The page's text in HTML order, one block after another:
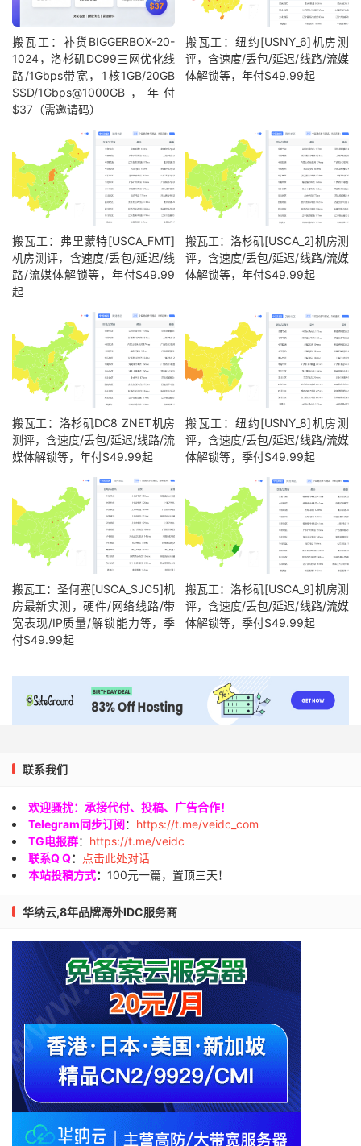
搬瓦工：补货BIGGERBOX-20-
1024，洛杉矶DC99三网优化线
路/1Gbps带宽，1核1GB/20GB
SSD/1Gbps@1000GB，年付
$37（需邀请码）
搬瓦工：纽约[USNY_6]机房测
评，含速度/丢包/延迟/线路/流媒
体解锁等，年付$49.99起
搬瓦工：弗里蒙特[USCA_FMT]
机房测评，含速度/丢包/延迟/线
路/流媒体解锁等，年付$49.99
起
搬瓦工：洛杉矶[USCA_2]机房测
评，含速度/丢包/延迟/线路/流媒
体解锁等，年付$49.99起
搬瓦工：洛杉矶DC8 ZNET机房
测评，含速度/丢包/延迟/线路/流
媒体解锁等，年付$49.99起
搬瓦工：纽约[USNY_8]机房测
评，含速度/丢包/延迟/线路/流媒
体解锁等，季付$49.99起
搬瓦工：圣何塞[USCA_SJC5]机
房最新实测，硬件/网络线路/带
宽表现/IP质量/解锁能力等，季
付$49.99起
搬瓦工：洛杉矶[USCA_9]机房测
评，含速度/丢包/延迟/线路/流媒
体解锁等，季付$49.99起
联系我们
欢迎骚扰：承接代付、投稿、广告合作！
Telegram同步订阅： https://t.me/veidc_com
TG电报群： https://t.me/veidc
联系Q Q：
点击此处对话
本站投稿方式： 100元一篇，置顶三天！
华纳云,8年品牌海外IDC服务商